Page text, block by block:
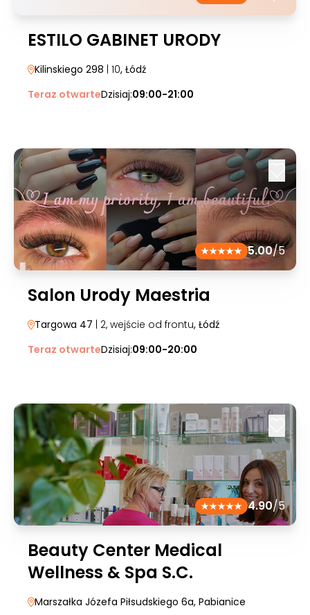
ESTILO GABINET URODY
Kilinskiego 298 | 10, Łódź
Teraz otwarteDzisiaj:09:00-21:00
5.00/5
Salon Urody Maestria
Targowa 47 | 2, wejście od frontu, Łódź
Teraz otwarteDzisiaj:09:00-20:00
4.90/5
Beauty Center Medical
Wellness & Spa S.C.
Marszałka Józefa Piłsudskiego 6a, Pabianice